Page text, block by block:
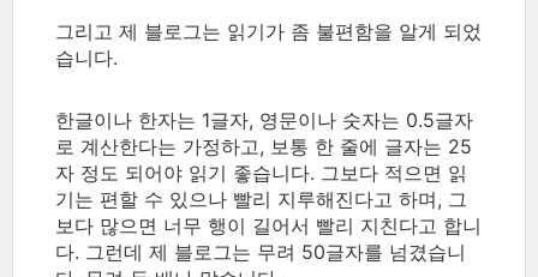
그리고 제 블로그는 읽기가 좀 불편함을 알게 되었
습니다.
한글이나 한자는 1글자, 영문이나 숫자는 0.5글자
로 계산한다는 가정하고, 보통 한 줄에 글자는 25
자 정도 되어야 읽기 좋습니다. 그보다 적으면 읽
기는 편할 수 있으나 빨리 지루해진다고 하며, 그
보다 많으면 너무 행이 길어서 빨리 지친다고 합니
다. 그런데 제 블로그는 무려 50글자를 넘겼습니